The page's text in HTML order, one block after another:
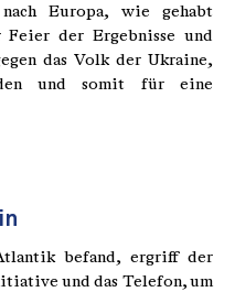
Europa, wie gehabt
der Ergebnisse und
das Volk der Ukraine,
und somit für eine
befand, ergriff der
und das Telefon, um